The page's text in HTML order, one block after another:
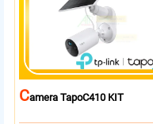
CAmera TapoC410 KIT